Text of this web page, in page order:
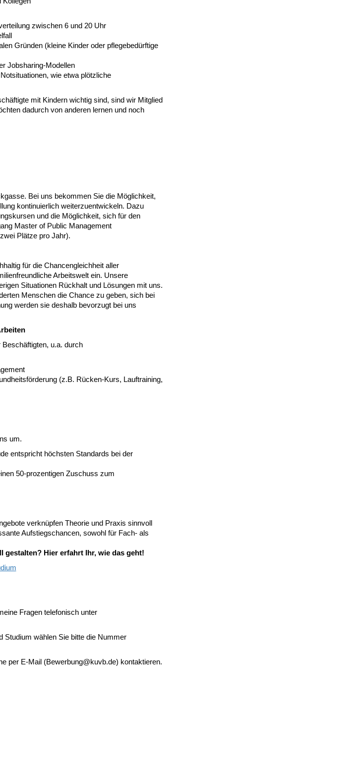
zwischen 6 und 20 Uhr
Gründen (kleine Kinder oder pflegebedürftige
Jobsharing-Modellen
wie etwa plötzliche
mit Kindern wichtig sind, sind wir Mitglied
dadurch von anderen lernen und noch
Bei uns bekommen Sie die Möglichkeit,
kontinuierlich weiterzuentwickeln. Dazu
und die Möglichkeit, sich für den
Master of Public Management
Plätze pro Jahr).
für die Chancengleichheit aller
Arbeitswelt ein. Unsere
Situationen Rückhalt und Lösungen mit uns.
Menschen die Chance zu geben, sich bei
werden sie deshalb bevorzugt bei uns
u.a. durch
(z.B. Rücken-Kurs, Lauftraining,
um.
entspricht höchsten Standards bei der
50-prozentigen Zuschuss zum
verknüpfen Theorie und Praxis sinnvoll
Aufstiegschancen, sowohl für Fach- als
gestalten? Hier erfahrt Ihr, wie das geht!
Fragen telefonisch unter
Studium wählen Sie bitte die Nummer
per E-Mail (Bewerbung@kuvb.de) kontaktieren.